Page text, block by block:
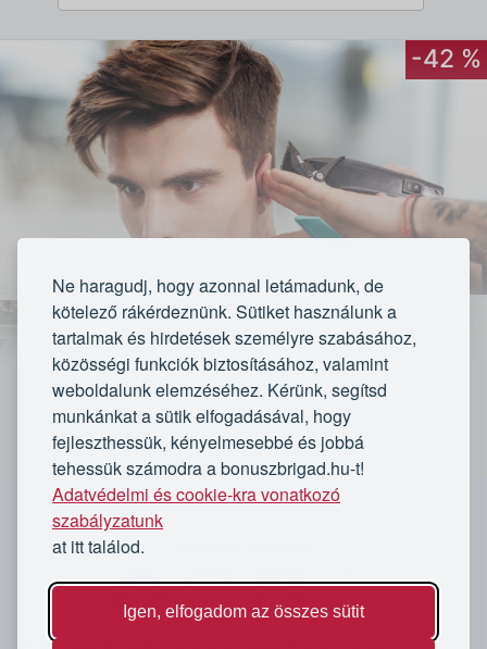
Ne haragudj, hogy azonnal letámadunk, de
kötelező rákérdeznünk. Sütiket használunk a
tartalmak és hirdetések személyre szabásához,
közösségi funkciók biztosításához, valamint
weboldalunk elemzéséhez. Kérünk, segítsd
munkánkat a sütik elfogadásával, hogy
fejleszthessük, kényelmesebbé és jobbá
tehessük számodra a bonuszbrigad.hu-t!
Adatvédelmi és cookie-kra vonatkozó
szabályzatunk
at itt találod.
Igen, elfogadom az összes sütit
-42 %
Lejárt
Az ajánlat lejárt 57 vásárló 34 értékelés
`
A Bónusz Brigád Magyarország legnagyobb